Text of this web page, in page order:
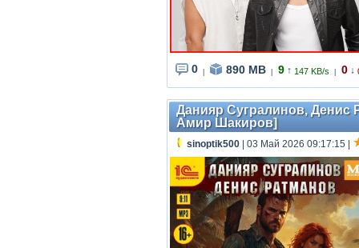
0 890 MB 9 ↑ 147 KB/s 0 ↓
Данияр Сугралинов, Денис
Амир Шакиров]
sinoptik500 | 03 Май 2026 09:17:15